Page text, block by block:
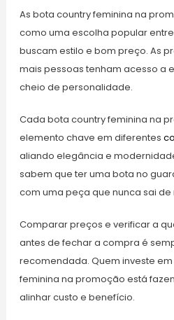
As bota country feminina na
como uma escolha popular
buscam estilo e bom preço. As
mais pessoas tenham acesso a
cheio de personalidade.
Cada bota country feminina na
elemento chave em diferentes
aliando elegância e
sabem que ter uma bota no
com uma peça que nunca sai de
Comparar preços e verificar a
antes de fechar a compra é
recomendada. Quem investe
feminina na promoção está
alinhar custo e benefício.